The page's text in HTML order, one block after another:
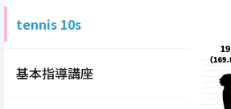
tennis 10s
基本指導講座